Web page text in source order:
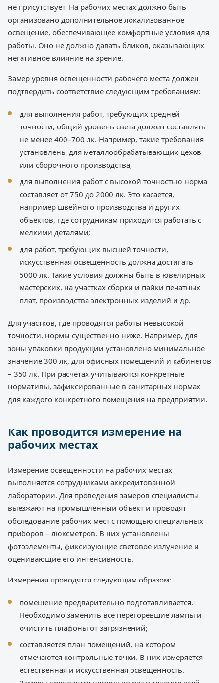
не присутствует. На рабочих местах должно быть
организовано дополнительное локализованное
освещение, обеспечивающее комфортные условия для
работы. Оно не должно давать бликов, оказывающих
негативное влияние на зрение.
Замер уровня освещенности рабочего места должен
подтвердить соответствие следующим требованиям:
для выполнения работ, требующих средней
точности, общий уровень света должен составлять
не менее 400–700 лк. Например, такие требования
установлены для металлообрабатывающих цехов
или сборочного производства;
для выполнения работ с высокой точностью норма
составляет от 750 до 2000 лк. Это касается,
например швейного производства и других
объектов, где сотрудникам приходится работать с
мелкими деталями;
для работ, требующих высшей точности,
искусственная освещенность должна достигать
5000 лк. Такие условия должны быть в ювелирных
мастерских, на участках сборки и пайки печатных
плат, производства электронных изделий и др.
Для участков, где проводятся работы невысокой
точности, нормы существенно ниже. Например, для
зоны упаковки продукции установлено минимальное
значение 300 лк, для офисных помещений и кабинетов
– 350 лк. При расчетах учитываются конкретные
нормативы, зафиксированные в санитарных нормах
для каждого конкретного помещения на предприятии.
Как проводится измерение на
рабочих местах
Измерение освещенности на рабочих местах
выполняется сотрудниками аккредитованной
лаборатории. Для проведения замеров специалисты
выезжают на промышленный объект и проводят
обследование рабочих мест с помощью специальных
приборов – люксметров. В них установлены
фотоэлементы, фиксирующие световое излучение и
оценивающие его интенсивность.
Измерения проводятся следующим образом:
помещение предварительно подготавливается.
Необходимо заменить все перегоревшие лампы и
очистить плафоны от загрязнений;
составляется план помещений, на котором
отмечаются контрольные точки. В них измеряется
естественная и искусственная освещенность.